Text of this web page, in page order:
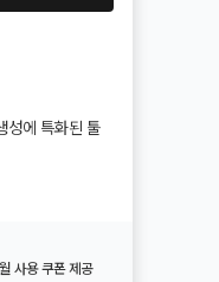
성에 특화된 툴
사용 쿠폰 제공